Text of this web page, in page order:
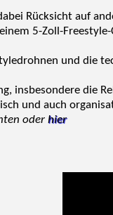
Rücksicht auf
5-Zoll-
und die
insbesondere die
und auch
oder hier